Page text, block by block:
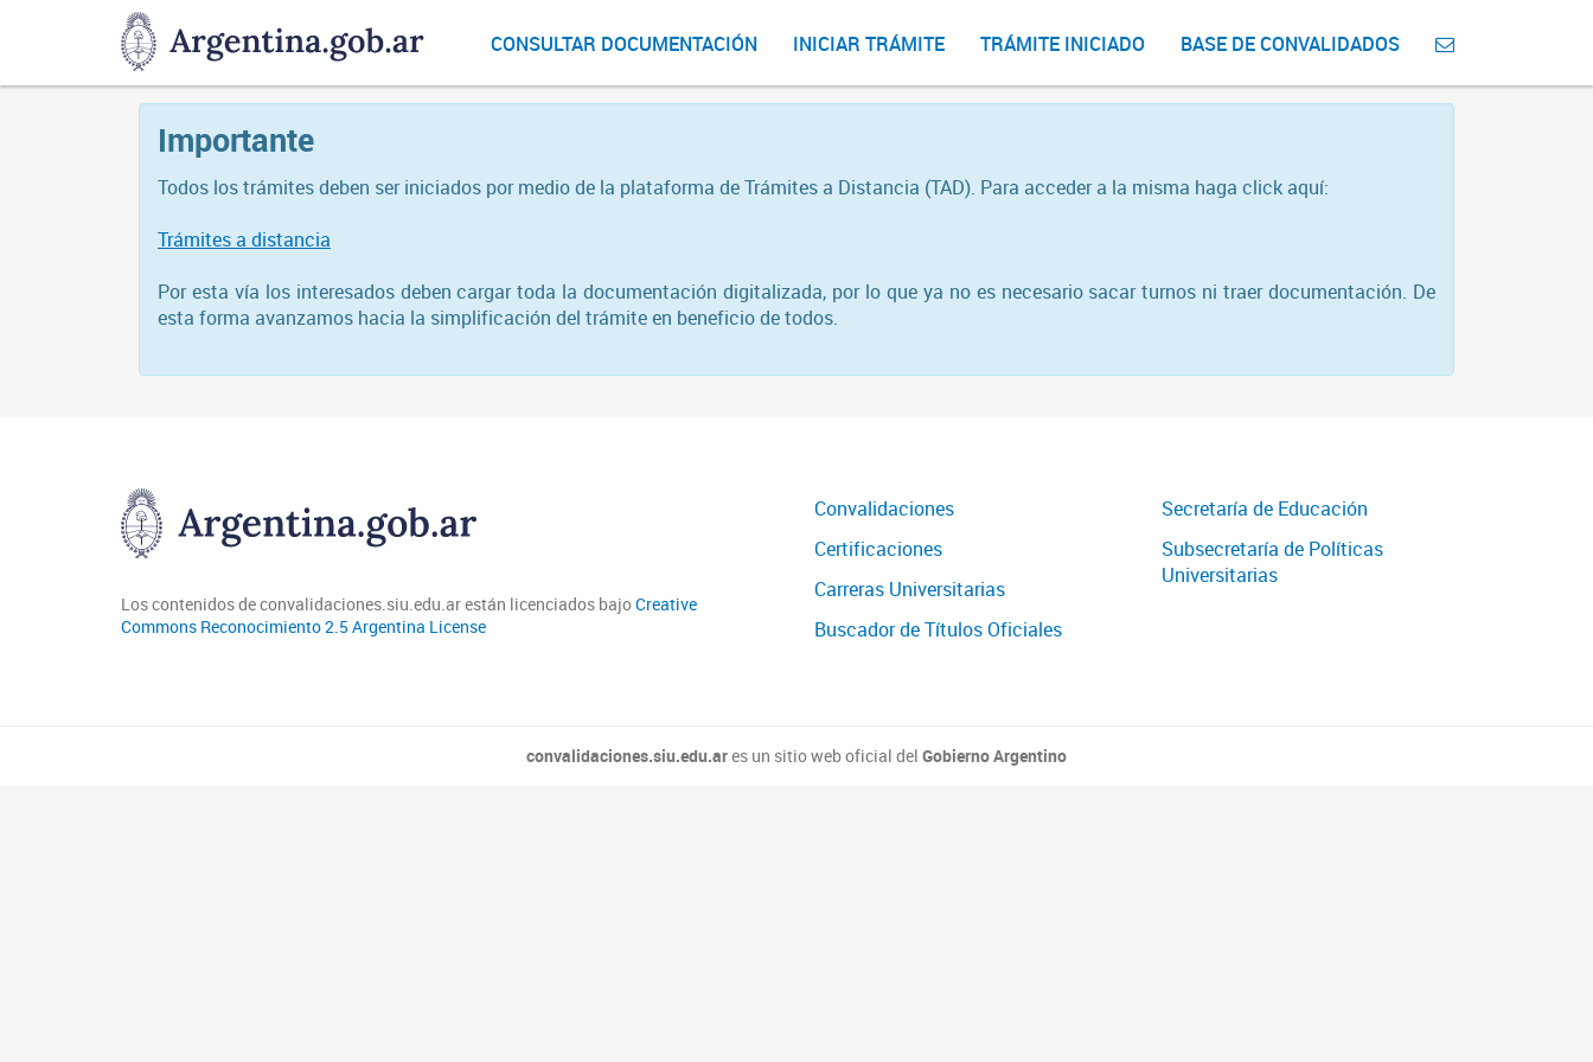
DNGU
Dirección
Nacional
de
Gestión
Universitaria
CONSULTAR DOCUMENTACIÓN INICIAR TRÁMITE TRÁMITE INICIADO BASE DE CONVALIDADOS
Importante
Todos los trámites deben ser iniciados por medio de la plataforma de Trámites a Distancia (TAD). Para acceder a la misma haga click aquí:
Trámites a distancia
Por esta vía los interesados deben cargar toda la documentación digitalizada, por lo que ya no es necesario sacar turnos ni traer documentación. De
esta forma avanzamos hacia la simplificación del trámite en beneficio de todos.
Los contenidos de convalidaciones.siu.edu.ar están licenciados bajoCreative
Commons Reconocimiento 2.5 Argentina License
Convalidaciones
Certificaciones
Carreras Universitarias
Buscador de Títulos Oficiales
Secretaría de Educación
Subsecretaría de Políticas
Universitarias
convalidaciones.siu.edu.ares un sitio web oficial del Gobierno Argentino